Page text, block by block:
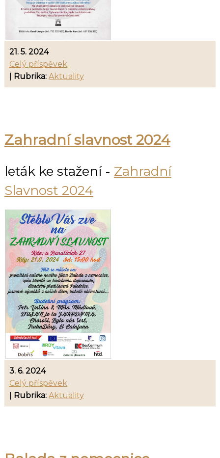
21. 5. 2024
Celý příspěvek
Rubrika: Aktuality
Zahradní slavnost 2024
leták ke stažení - Zahradní
Slavnost 2024
3. 6. 2024
Celý příspěvek
Rubrika: Aktuality